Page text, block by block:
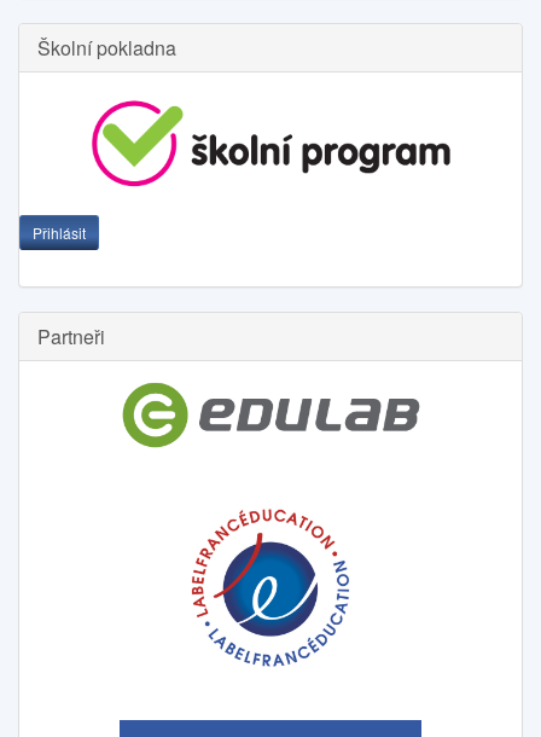
Školní pokladna
Přihlásit
Partneři